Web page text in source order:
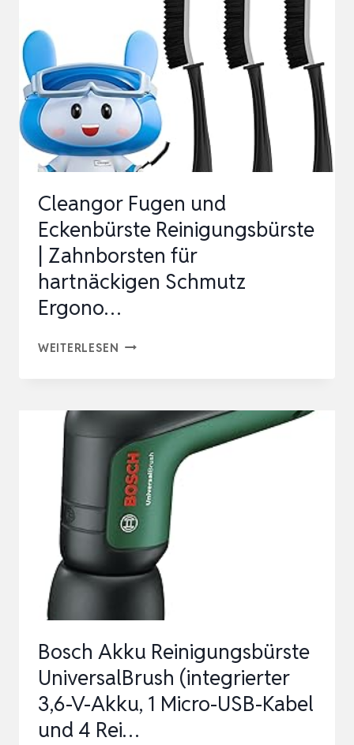
LÜCKENREINIGUNGSBÜRSTE,
FUGENBÜR…
Cleangor Fugen und
Eckenbürste Reinigungsbürste
| Zahnborsten für
hartnäckigen Schmutz
Ergono…
WEITERLESEN CLEANGOR
ECKENBÜRSTE
REINIGUNGSBÜRSTE
ZAHNBORSTEN
FÜR
HARTNÄCKIGEN
SCHMUTZ
ERGONO…
Bosch Akku Reinigungsbürste
UniversalBrush (integrierter
3,6-V-Akku, 1 Micro-USB-Kabel
und 4 Rei…